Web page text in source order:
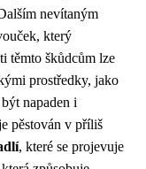
nevítaným
který
těmto škůdcům lze
prostředky, jako
napaden i
pěstován v příliš
, které se projevuje